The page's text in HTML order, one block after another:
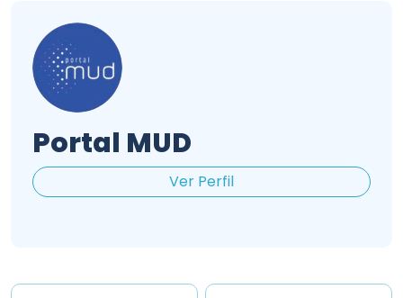
Portal MUD
Ver Perfil